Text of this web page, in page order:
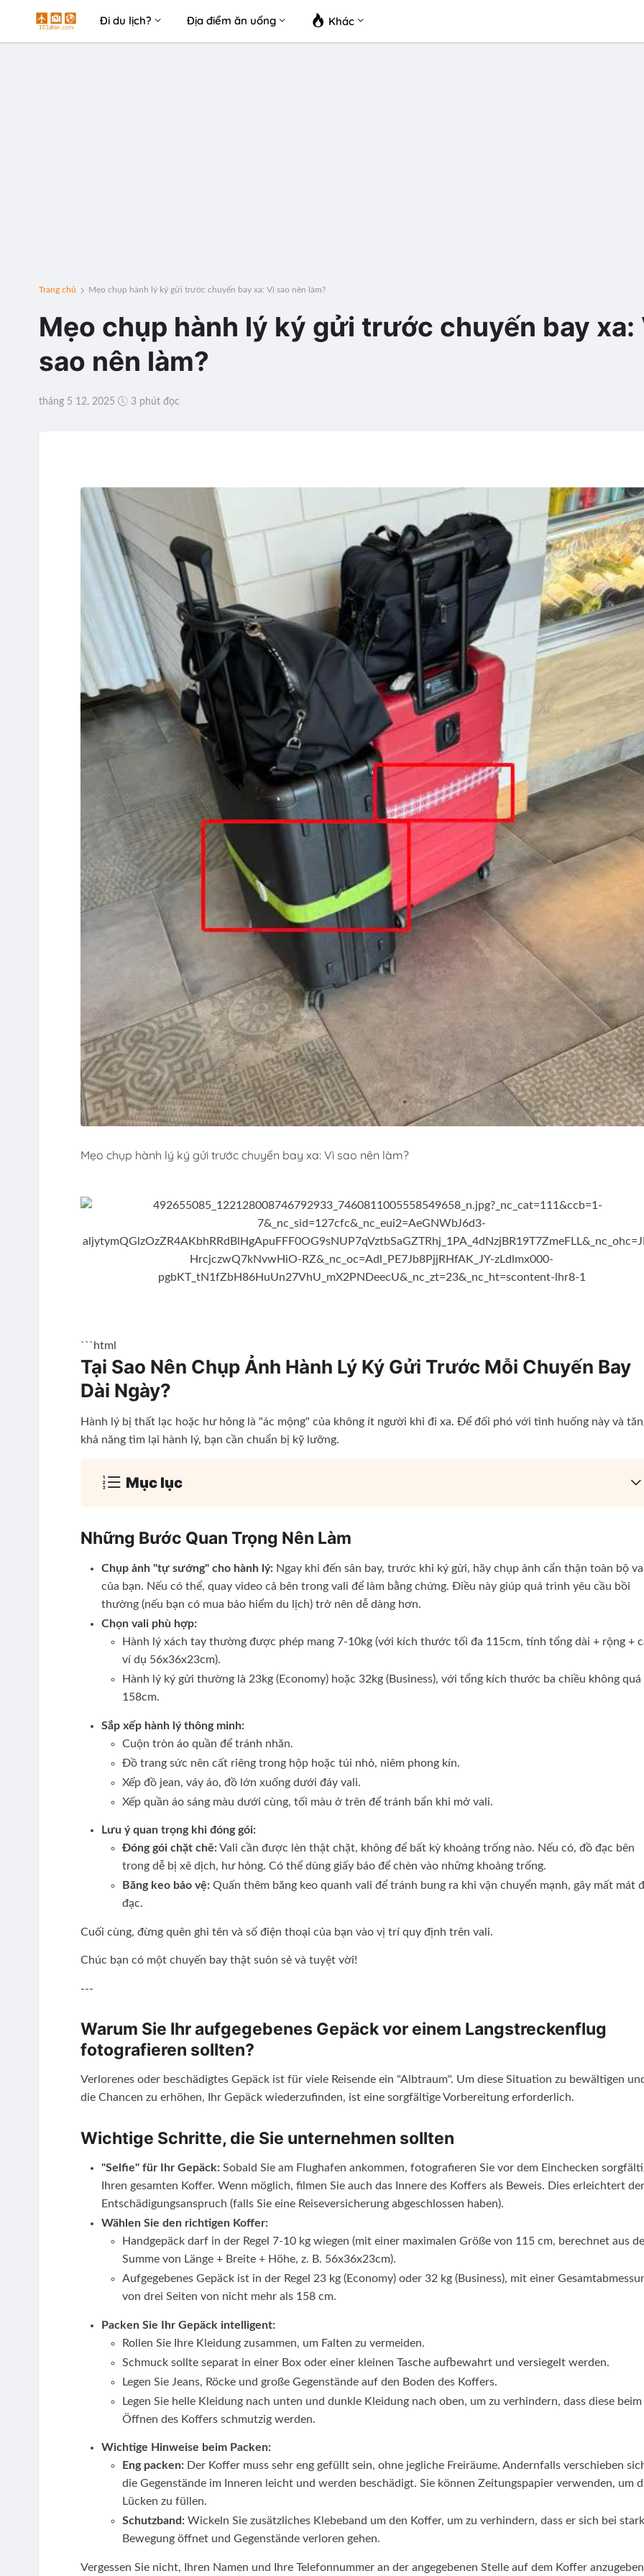
Đi du lịch? Địa điểm ăn uống Khác
Trang chủ Mẹo chụp hành lý ký gửi trước chuyến bay xa: Vì sao nên làm?
Mẹo chụp hành lý ký gửi trước chuyến bay xa:
sao nên làm?
tháng 5 12, 2025 3 phút đọc
Mẹo chụp hành lý ký gửi trước chuyến bay xa: Vì sao nên làm?
```html
Tại Sao Nên Chụp Ảnh Hành Lý Ký Gửi Trước Mỗi Chuyến Bay
Dài Ngày?
Hành lý bị thất lạc hoặc hư hỏng là "ác mộng" của không ít người khi đi xa. Để đối phó với tình huống này và
khả năng tìm lại hành lý, bạn cần chuẩn bị kỹ lưỡng.
Mục lục
Những Bước Quan Trọng Nên Làm
Chụp ảnh "tự sướng" cho hành lý: Ngay khi đến sân bay, trước khi ký gửi, hãy chụp ảnh cẩn thận toàn bộ
của bạn. Nếu có thể, quay video cả bên trong vali để làm bằng chứng. Điều này giúp quá trình yêu cầu bồi
thường (nếu bạn có mua bảo hiểm du lịch) trở nên dễ dàng hơn.
Chọn vali phù hợp:
Hành lý xách tay thường được phép mang 7-10kg (với kích thước tối đa 115cm, tính tổng dài + rộng +
ví dụ 56x36x23cm).
Hành lý ký gửi thường là 23kg (Economy) hoặc 32kg (Business), với tổng kích thước ba chiều không quá
158cm.
Sắp xếp hành lý thông minh:
Cuộn tròn áo quần để tránh nhăn.
Đồ trang sức nên cất riêng trong hộp hoặc túi nhỏ, niêm phong kín.
Xếp đồ jean, váy áo, đồ lớn xuống dưới đáy vali.
Xếp quần áo sáng màu dưới cùng, tối màu ở trên để tránh bẩn khi mở vali.
Lưu ý quan trọng khi đóng gói:
Đóng gói chặt chẽ:Vali cần được lèn thật chặt, không để bất kỳ khoảng trống nào. Nếu có, đồ đạc bên
trong dễ bị xê dịch, hư hỏng. Có thể dùng giấy báo để chèn vào những khoảng trống.
Băng keo bảo vệ: Quấn thêm băng keo quanh vali để tránh bung ra khi vận chuyển mạnh, gây mất mát
đạc.
Cuối cùng, đừng quên ghi tên và số điện thoại của bạn vào vị trí quy định trên vali.
Chúc bạn có một chuyến bay thật suôn sẻ và tuyệt vời!
---
Warum Sie Ihr aufgegebenes Gepäck vor einem Langstreckenflug
fotografieren sollten?
Verlorenes oder beschädigtes Gepäck ist für viele Reisende ein "Albtraum". Um diese Situation zu bewältigen
die Chancen zu erhöhen, Ihr Gepäck wiederzufinden, ist eine sorgfältige Vorbereitung erforderlich.
Wichtige Schritte, die Sie unternehmen sollten
"Selfie" für Ihr Gepäck: Sobald Sie am Flughafen ankommen, fotografieren Sie vor dem Einchecken
Ihren gesamten Koffer. Wenn möglich, filmen Sie auch das Innere des Koffers als Beweis. Dies erleichtert
Entschädigungsanspruch (falls Sie eine Reiseversicherung abgeschlossen haben).
Wählen Sie den richtigen Koffer:
Handgepäck darf in der Regel 7-10 kg wiegen (mit einer maximalen Größe von 115 cm, berechnet aus
Summe von Länge + Breite + Höhe, z. B. 56x36x23cm).
Aufgegebenes Gepäck ist in der Regel 23 kg (Economy) oder 32 kg (Business), mit einer
von drei Seiten von nicht mehr als 158 cm.
Packen Sie Ihr Gepäck intelligent:
Rollen Sie Ihre Kleidung zusammen, um Falten zu vermeiden.
Schmuck sollte separat in einer Box oder einer kleinen Tasche aufbewahrt und versiegelt werden.
Legen Sie Jeans, Röcke und große Gegenstände auf den Boden des Koffers.
Legen Sie helle Kleidung nach unten und dunkle Kleidung nach oben, um zu verhindern, dass diese beim
Öffnen des Koffers schmutzig werden.
Wichtige Hinweise beim Packen:
Eng packen: Der Koffer muss sehr eng gefüllt sein, ohne jegliche Freiräume. Andernfalls verschieben
die Gegenstände im Inneren leicht und werden beschädigt. Sie können Zeitungspapier verwenden, um
Lücken zu füllen.
Schutzband: Wickeln Sie zusätzliches Klebeband um den Koffer, um zu verhindern, dass er sich bei
Bewegung öffnet und Gegenstände verloren gehen.
Vergessen Sie nicht, Ihren Namen und Ihre Telefonnummer an der angegebenen Stelle auf dem Koffer